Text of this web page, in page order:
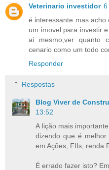
Veterinario investidor 6
é interessante mas acho
um imovel para investir
ai mesmo,ver quanto
cenario como um todo
Responder
Respostas
Blog Viver de
13:52
A lição mais
dizendo que é
em Ações, FIIs, renda
É errado fazer isto?